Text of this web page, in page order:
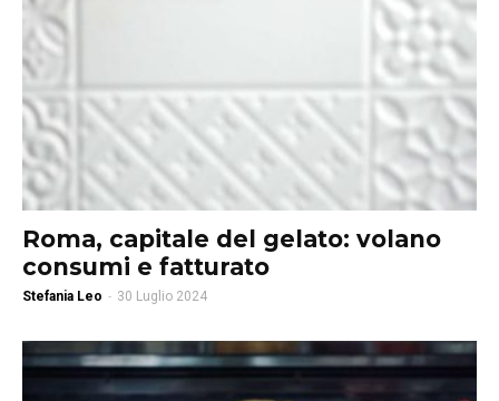
Roma, capitale del gelato: volano
consumi e fatturato
Stefania Leo - 30 Luglio 2024